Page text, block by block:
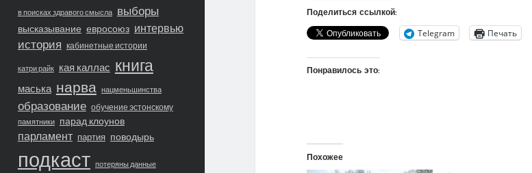
в поисках здравого смысла выборы
высказывание евросоюз интервью
история кабинетные истории
катри райк кая каллас книга
маська нарва нацменьшинства
образование обучение эстонскому
памятники парад клоунов
парламент партия поводырь
подкаст потеряны данные
Поделиться ссылкой:
Telegram Печать
Понравилось это:
Похожее